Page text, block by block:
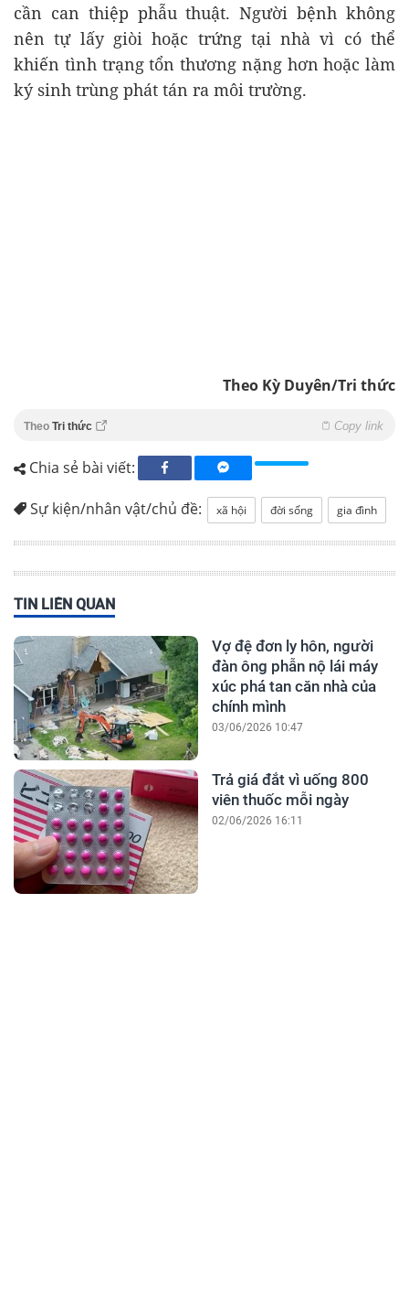
cần can thiệp phẫu thuật. Người bệnh không
nên tự lấy giòi hoặc trứng tại nhà vì có thể
khiến tình trạng tổn thương nặng hơn hoặc làm
ký sinh trùng phát tán ra môi trường.
Theo Kỳ Duyên/Tri thức
Theo Tri thức Copy link
Chia sẻ bài viết:
Sự kiện/nhân vật/chủ đề: xã hội đời sống gia đình
TIN LIÊN QUAN
Vợ đệ đơn ly hôn, người
đàn ông phẫn nộ lái máy
xúc phá tan căn nhà của
chính mình
03/06/2026 10:47
Trả giá đắt vì uống 800
viên thuốc mỗi ngày
02/06/2026 16:11